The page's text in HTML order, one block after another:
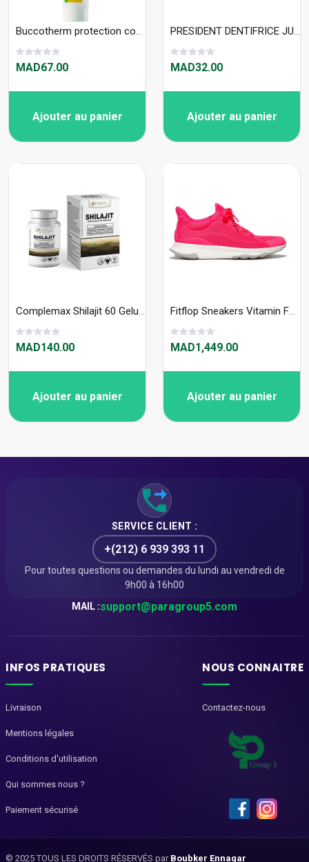
Buccotherm protection complete 75ml bio gout citron
MAD67.00
Ajouter au panier
PRESIDENT DENTIFRICE JUNIOR 6 ANS GOUT CITRON 50 ML
MAD32.00
Ajouter au panier
Complemax Shilajit 60 Gelules
MAD140.00
Ajouter au panier
Fitflop Sneakers Vitamin FF Rose Pop - SFT26944
MAD1,449.00
Ajouter au panier
SERVICE CLIENT :
+(212) 6 939 393 11
Pour toutes questions ou demandes du lundi au vendredi de
9h00 à 16h00
MAIL :support@paragroup5.com
INFOS PRATIQUES
Livraison
Mentions légales
Conditions d'utilisation
Qui sommes nous ?
Paiement sécurisé
NOUS CONNAITRE
Contactez-nous
© 2025 TOUS LES DROITS RÉSERVÉS par Boubker Ennaqar